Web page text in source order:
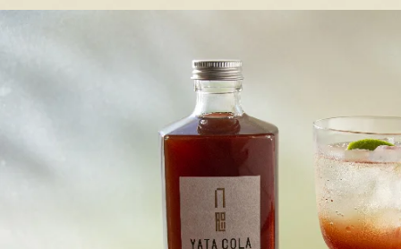
ちゃ豆の栽培に精を出す一方、新た
ラフトコーラ「YATA COLA（ヤタコ
するなど、農業分野に留まらない活
持続可能なエリアにしたい」と話す
を担う商品として期待されるのが、
味しさ！」と自負する、鶴岡生まれ